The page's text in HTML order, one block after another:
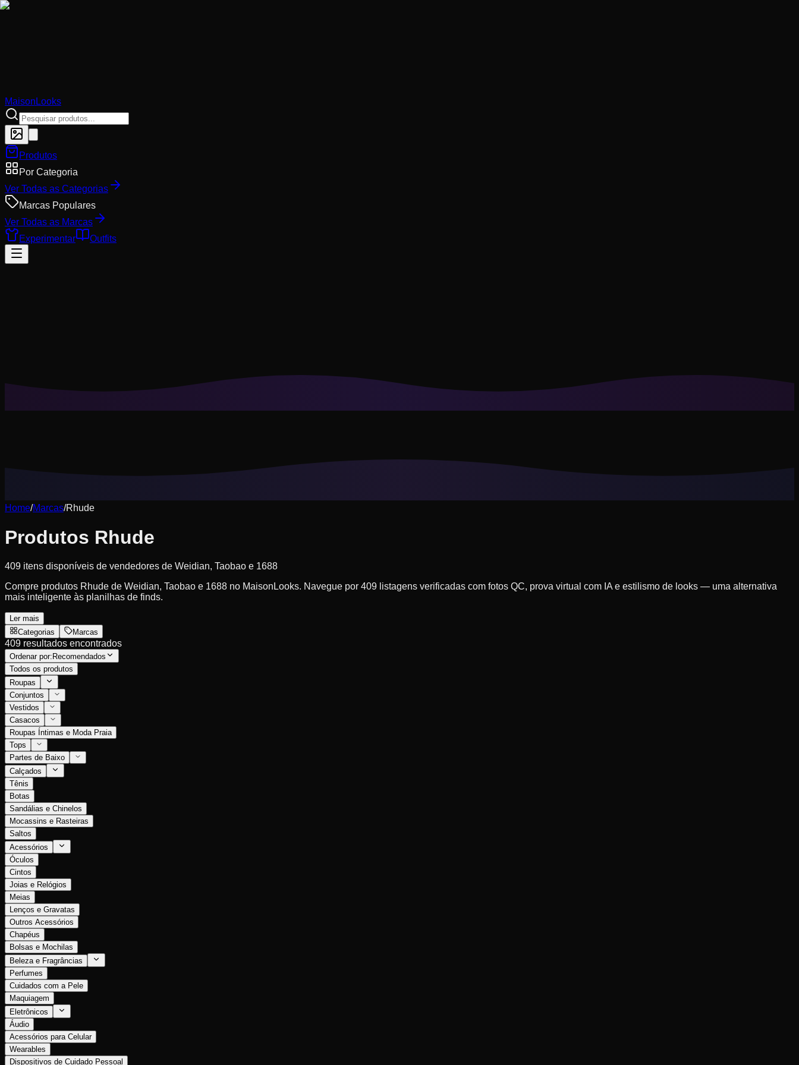
MaisonLooks
Produtos
Por Categoria
Ver Todas as Categorias
Marcas Populares
Ver Todas as Marcas
Experimentar
Outfits
Home/Marcas/Rhude
Produtos Rhude
409 itens disponíveis de vendedores de Weidian, Taobao e 1688
Compre produtos Rhude de Weidian, Taobao e 1688 no MaisonLooks. Navegue por 409 listagens verificadas com fotos QC, prova virtual com IA e estilismo de looks — uma alternativa
mais inteligente às planilhas de finds.
Ler mais
Categorias
Marcas
409 resultados encontrados
Ordenar por: Recomendados
Todos os produtos
Roupas
Conjuntos
Vestidos
Casacos
Roupas Íntimas e Moda Praia
Tops
Partes de Baixo
Calçados
Tênis
Botas
Sandálias e Chinelos
Mocassins e Rasteiras
Saltos
Acessórios
Óculos
Cintos
Joias e Relógios
Meias
Lenços e Gravatas
Outros Acessórios
Chapéus
Bolsas e Mochilas
Beleza e Fragrâncias
Perfumes
Cuidados com a Pele
Maquiagem
Eletrônicos
Áudio
Acessórios para Celular
Wearables
Dispositivos de Cuidado Pessoal